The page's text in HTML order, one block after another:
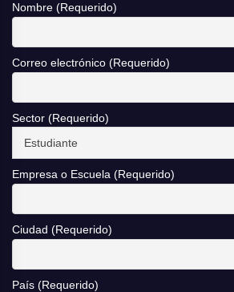
Nombre (Requerido)
Correo electrónico (Requerido)
Sector (Requerido)
Empresa o Escuela (Requerido)
Ciudad (Requerido)
País (Requerido)